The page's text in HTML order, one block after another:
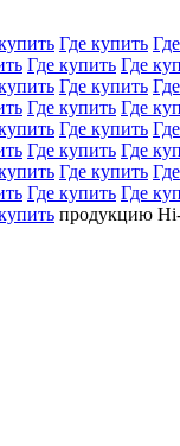
Где купить
Где купить Где
Где купить
Где купить Где
Где купить
Где купить Где
Где купить
Где купить Где
продукцию